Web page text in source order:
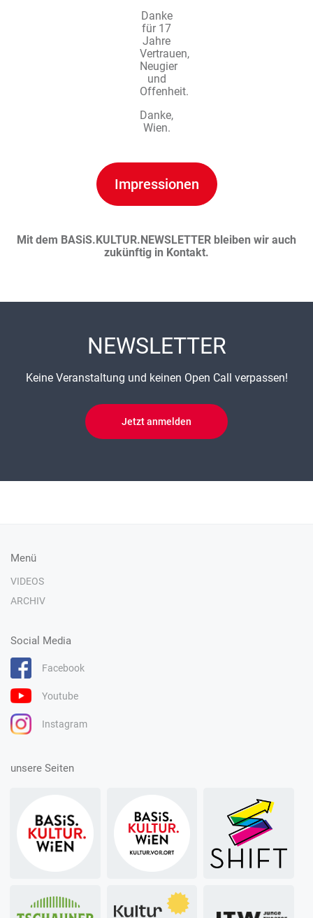
Danke
für 17
Jahre
Vertrauen,
Neugier
und
Offenheit.
Danke,
Wien.
Impressionen
Mit dem BASiS.KULTUR.NEWSLETTER bleiben wir auch
zukünftig in Kontakt.
NEWSLETTER
Keine Veranstaltung und keinen Open Call verpassen!
Jetzt anmelden
Menü
VIDEOS
ARCHIV
Social Media
Facebook
Youtube
Instagram
unsere Seiten